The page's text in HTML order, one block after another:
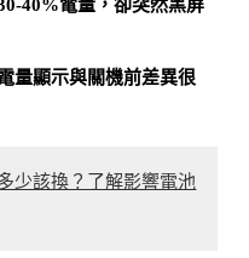
40%電量，卻突然黑屏
量顯示與關機前差異很
少該換？了解影響電池